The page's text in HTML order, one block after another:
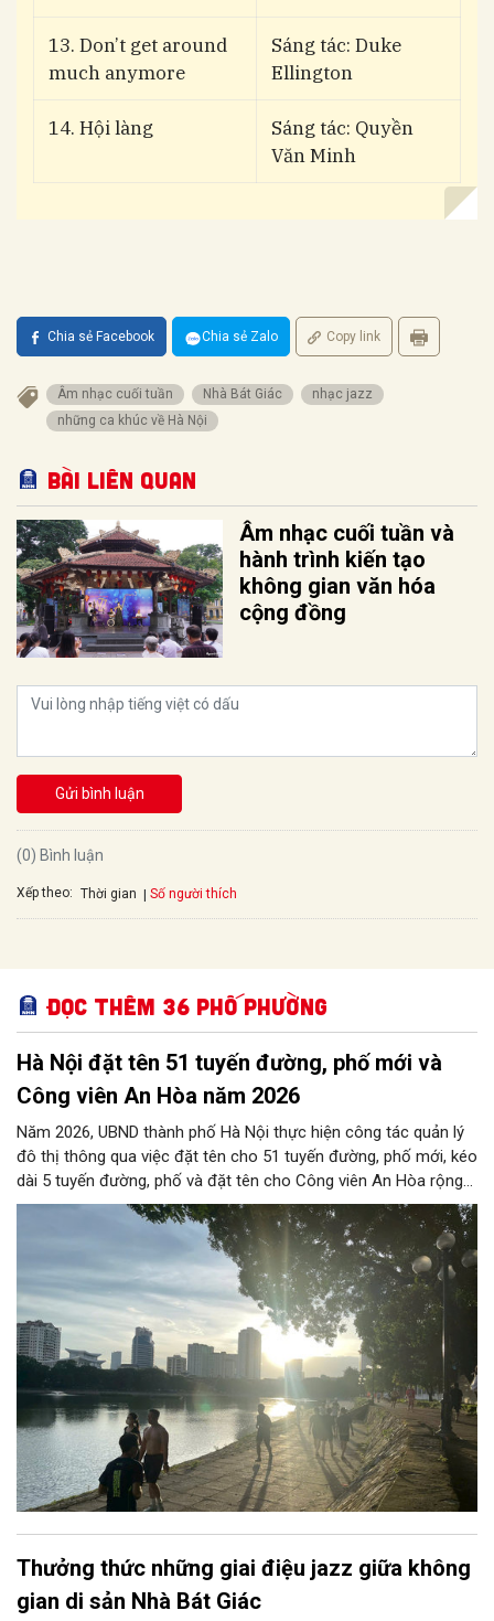
13. Don’t get around
much anymore
Sáng tác: Duke
Ellington
14. Hội làng
Sáng tác: Quyền
Văn Minh
Chia sẻ Facebook Chia sẻ Zalo Copy link
Âm nhạc cuối tuần Nhà Bát Giác
nhạc jazz
những ca khúc về Hà Nội
Bài liên quan
Âm nhạc cuối tuần và
hành trình kiến tạo
không gian văn hóa
cộng đồng
Gửi bình luận
(0) Bình luận
Xếp theo: Thời gian Số người thích
Đọc thêm 36 phố phường
Hà Nội đặt tên 51 tuyến đường, phố mới và
Công viên An Hòa năm 2026
Năm 2026, UBND thành phố Hà Nội thực hiện công tác quản lý
đô thị thông qua việc đặt tên cho 51 tuyến đường, phố mới, kéo
dài 5 tuyến đường, phố và đặt tên cho Công viên An Hòa rộng
khoảng 27,78ha tại phường Cầu Giấy. Các tuyến đường được
đặt tên và điều chỉnh trải rộng từ các phường trung tâm đến
nhiều xã ngoại thành trên địa bàn Thủ đô...
Thưởng thức những giai điệu jazz giữa không
gian di sản Nhà Bát Giác